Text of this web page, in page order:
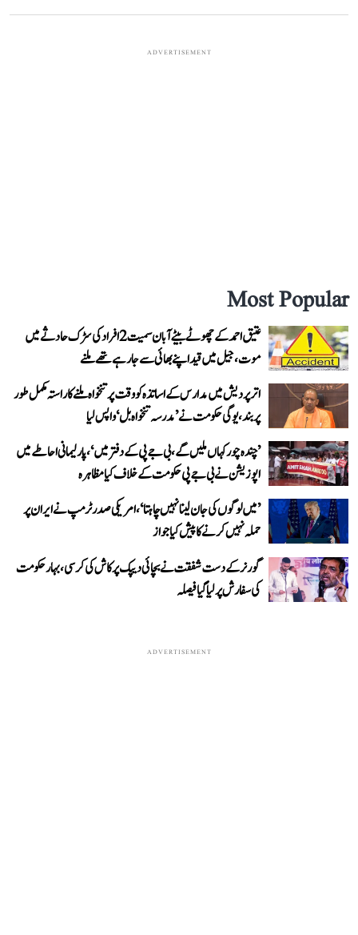
ADVERTISEMENT
Most Popular
عتیق احمد کے چھوٹے بیٹے آبان سمیت 2 افراد کی سڑک حادثے میں
موت، جیل میں قید اپنے بھائی سے جا رہے تھے ملنے
اتر پردیش میں مدارس کے اساتذہ کو وقت پر تنخواہ ملنے کا راستہ مکمل طور
پر بند، یوگی حکومت نے ’مدرسہ تنخواہ بل‘ واپس لیا
’چندہ چور کہاں ملیں گے، بی جے پی کے دفتر میں‘، پارلیمانی احاطے میں
اپوزیشن نے بی جے پی حکومت کے خلاف کیا مظاہرہ
’میں لوگوں کی جان لینا نہیں چاہتا‘، امریکی صدر ٹرمپ نے ایران پر
حملہ نہیں کرنے کا پیش کیا جواز
گورنر کے دست شفقت نے بچائی دیپک پرکاش کی کرسی، بہار حکومت
کی سفارش پر لیا گیا فیصلہ
ADVERTISEMENT